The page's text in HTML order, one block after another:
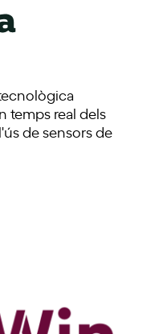
temps real dels
de sensors de